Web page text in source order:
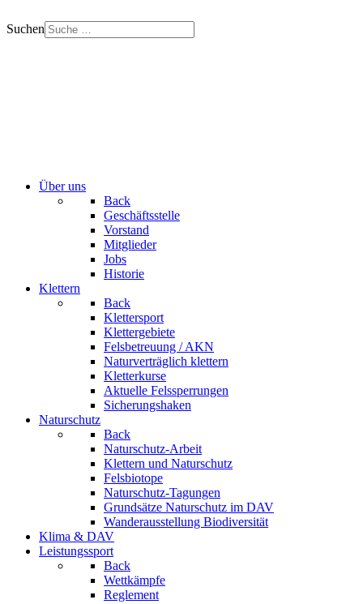
Suchen
Über uns
Back
Geschäftsstelle
Vorstand
Mitglieder
Jobs
Historie
Klettern
Back
Klettersport
Klettergebiete
Felsbetreuung / AKN
Naturverträglich klettern
Kletterkurse
Aktuelle Felssperrungen
Sicherungshaken
Naturschutz
Back
Naturschutz-Arbeit
Klettern und Naturschutz
Felsbiotope
Naturschutz-Tagungen
Grundsätze Naturschutz im DAV
Wanderausstellung Biodiversität
Klima & DAV
Leistungssport
Back
Wettkämpfe
Reglement